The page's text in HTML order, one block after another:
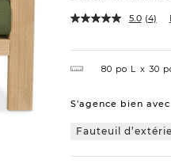
5.0 (4)
80 po L 30
S'agence bien avec
Fauteuil